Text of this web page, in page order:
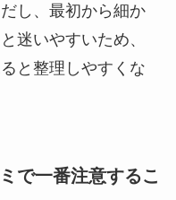
し、最初から細か
迷いやすいため、
と整理しやすくな
で一番注意するこ